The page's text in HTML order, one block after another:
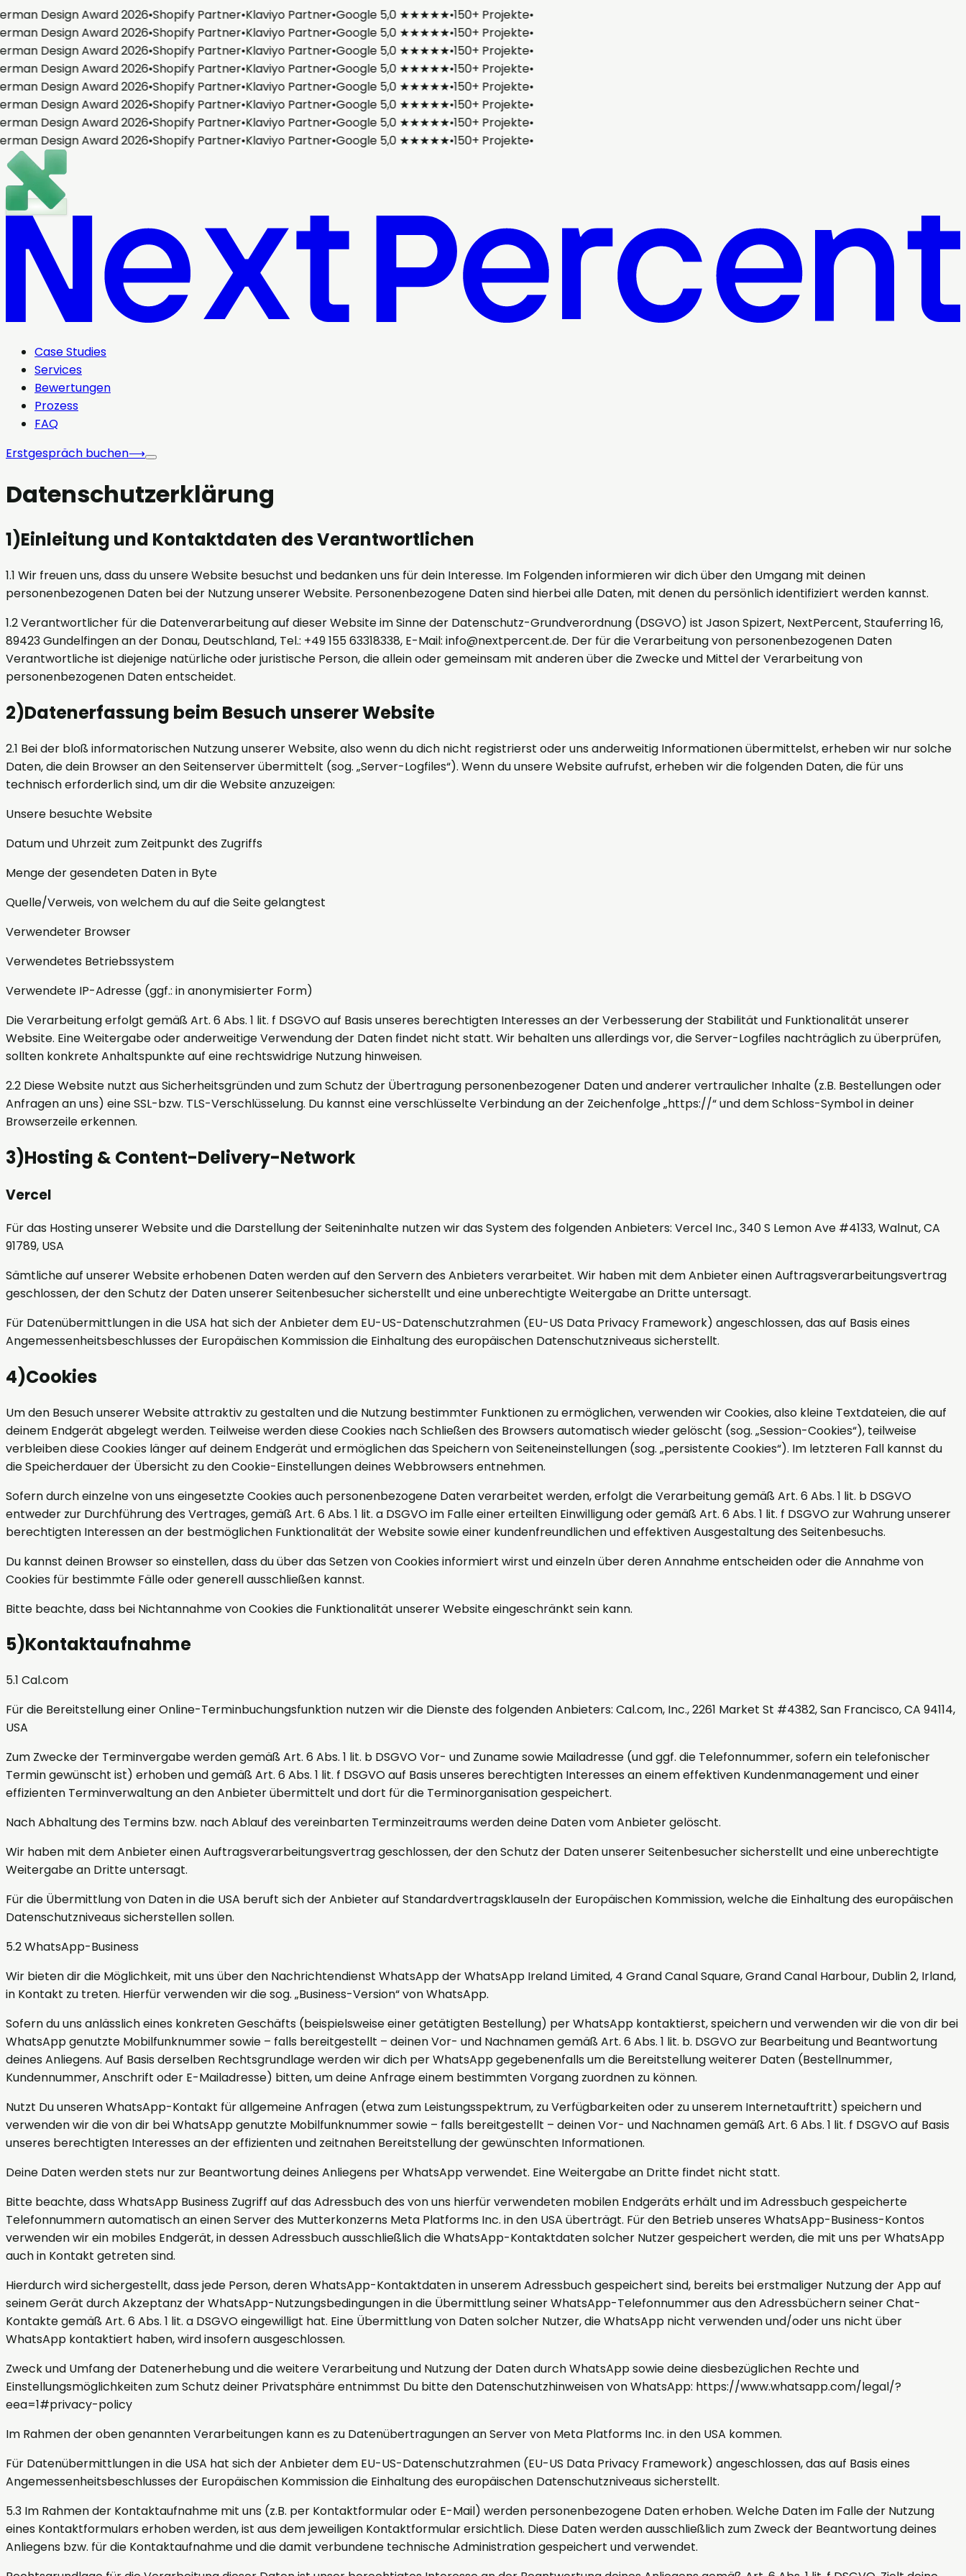
Design Award 2026•Shopify Partner•Klaviyo Partner•Google 5,0 ★★★★★•150+ Projekte•
Design Award 2026•Shopify Partner•Klaviyo Partner•Google 5,0 ★★★★★•150+ Projekte•
Design Award 2026•Shopify Partner•Klaviyo Partner•Google 5,0 ★★★★★•150+ Projekte•
Design Award 2026•Shopify Partner•Klaviyo Partner•Google 5,0 ★★★★★•150+ Projekte•
Design Award 2026•Shopify Partner•Klaviyo Partner•Google 5,0 ★★★★★•150+ Projekte•
Design Award 2026•Shopify Partner•Klaviyo Partner•Google 5,0 ★★★★★•150+ Projekte•
Design Award 2026•Shopify Partner•Klaviyo Partner•Google 5,0 ★★★★★•150+ Projekte•
Design Award 2026•Shopify Partner•Klaviyo Partner•Google 5,0 ★★★★★•150+ Projekte•
Case Studies
Services
Bewertungen
Prozess
FAQ
Erstgespräch buchen⟶
Datenschutzerklärung
1)Einleitung und Kontaktdaten des Verantwortlichen
1.1 Wir freuen uns, dass du unsere Website besuchst und bedanken uns für dein Interesse. Im Folgenden informieren wir dich über den Umgang mit deinen
personenbezogenen Daten bei der Nutzung unserer Website. Personenbezogene Daten sind hierbei alle Daten, mit denen du persönlich identifiziert werden kannst.
1.2 Verantwortlicher für die Datenverarbeitung auf dieser Website im Sinne der Datenschutz-Grundverordnung (DSGVO) ist Jason Spizert, NextPercent, Stauferring 16,
89423 Gundelfingen an der Donau, Deutschland, Tel.: +49 155 63318338, E-Mail: info@nextpercent.de. Der für die Verarbeitung von personenbezogenen Daten
Verantwortliche ist diejenige natürliche oder juristische Person, die allein oder gemeinsam mit anderen über die Zwecke und Mittel der Verarbeitung von
personenbezogenen Daten entscheidet.
2)Datenerfassung beim Besuch unserer Website
2.1 Bei der bloß informatorischen Nutzung unserer Website, also wenn du dich nicht registrierst oder uns anderweitig Informationen übermittelst, erheben wir nur solche
Daten, die dein Browser an den Seitenserver übermittelt (sog. „Server-Logfiles“). Wenn du unsere Website aufrufst, erheben wir die folgenden Daten, die für uns
technisch erforderlich sind, um dir die Website anzuzeigen:
Unsere besuchte Website
Datum und Uhrzeit zum Zeitpunkt des Zugriffs
Menge der gesendeten Daten in Byte
Quelle/Verweis, von welchem du auf die Seite gelangtest
Verwendeter Browser
Verwendetes Betriebssystem
Verwendete IP-Adresse (ggf.: in anonymisierter Form)
Die Verarbeitung erfolgt gemäß Art. 6 Abs. 1 lit. f DSGVO auf Basis unseres berechtigten Interesses an der Verbesserung der Stabilität und Funktionalität unserer
Website. Eine Weitergabe oder anderweitige Verwendung der Daten findet nicht statt. Wir behalten uns allerdings vor, die Server-Logfiles nachträglich zu überprüfen,
sollten konkrete Anhaltspunkte auf eine rechtswidrige Nutzung hinweisen.
2.2 Diese Website nutzt aus Sicherheitsgründen und zum Schutz der Übertragung personenbezogener Daten und anderer vertraulicher Inhalte (z.B. Bestellungen oder
Anfragen an uns) eine SSL-bzw. TLS-Verschlüsselung. Du kannst eine verschlüsselte Verbindung an der Zeichenfolge „https://“ und dem Schloss-Symbol in deiner
Browserzeile erkennen.
3)Hosting & Content-Delivery-Network
Vercel
Für das Hosting unserer Website und die Darstellung der Seiteninhalte nutzen wir das System des folgenden Anbieters: Vercel Inc., 340 S Lemon Ave #4133, Walnut, CA
91789, USA
Sämtliche auf unserer Website erhobenen Daten werden auf den Servern des Anbieters verarbeitet. Wir haben mit dem Anbieter einen Auftragsverarbeitungsvertrag
geschlossen, der den Schutz der Daten unserer Seitenbesucher sicherstellt und eine unberechtigte Weitergabe an Dritte untersagt.
Für Datenübermittlungen in die USA hat sich der Anbieter dem EU-US-Datenschutzrahmen (EU-US Data Privacy Framework) angeschlossen, das auf Basis eines
Angemessenheitsbeschlusses der Europäischen Kommission die Einhaltung des europäischen Datenschutzniveaus sicherstellt.
4)Cookies
Um den Besuch unserer Website attraktiv zu gestalten und die Nutzung bestimmter Funktionen zu ermöglichen, verwenden wir Cookies, also kleine Textdateien, die auf
deinem Endgerät abgelegt werden. Teilweise werden diese Cookies nach Schließen des Browsers automatisch wieder gelöscht (sog. „Session-Cookies“), teilweise
verbleiben diese Cookies länger auf deinem Endgerät und ermöglichen das Speichern von Seiteneinstellungen (sog. „persistente Cookies“). Im letzteren Fall kannst du
die Speicherdauer der Übersicht zu den Cookie-Einstellungen deines Webbrowsers entnehmen.
Sofern durch einzelne von uns eingesetzte Cookies auch personenbezogene Daten verarbeitet werden, erfolgt die Verarbeitung gemäß Art. 6 Abs. 1 lit. b DSGVO
entweder zur Durchführung des Vertrages, gemäß Art. 6 Abs. 1 lit. a DSGVO im Falle einer erteilten Einwilligung oder gemäß Art. 6 Abs. 1 lit. f DSGVO zur Wahrung unserer
berechtigten Interessen an der bestmöglichen Funktionalität der Website sowie einer kundenfreundlichen und effektiven Ausgestaltung des Seitenbesuchs.
Du kannst deinen Browser so einstellen, dass du über das Setzen von Cookies informiert wirst und einzeln über deren Annahme entscheiden oder die Annahme von
Cookies für bestimmte Fälle oder generell ausschließen kannst.
Bitte beachte, dass bei Nichtannahme von Cookies die Funktionalität unserer Website eingeschränkt sein kann.
5)Kontaktaufnahme
5.1 Cal.com
Für die Bereitstellung einer Online-Terminbuchungsfunktion nutzen wir die Dienste des folgenden Anbieters: Cal.com, Inc., 2261 Market St #4382, San Francisco, CA 94114,
USA
Zum Zwecke der Terminvergabe werden gemäß Art. 6 Abs. 1 lit. b DSGVO Vor- und Zuname sowie Mailadresse (und ggf. die Telefonnummer, sofern ein telefonischer
Termin gewünscht ist) erhoben und gemäß Art. 6 Abs. 1 lit. f DSGVO auf Basis unseres berechtigten Interesses an einem effektiven Kundenmanagement und einer
effizienten Terminverwaltung an den Anbieter übermittelt und dort für die Terminorganisation gespeichert.
Nach Abhaltung des Termins bzw. nach Ablauf des vereinbarten Terminzeitraums werden deine Daten vom Anbieter gelöscht.
Wir haben mit dem Anbieter einen Auftragsverarbeitungsvertrag geschlossen, der den Schutz der Daten unserer Seitenbesucher sicherstellt und eine unberechtigte
Weitergabe an Dritte untersagt.
Für die Übermittlung von Daten in die USA beruft sich der Anbieter auf Standardvertragsklauseln der Europäischen Kommission, welche die Einhaltung des europäischen
Datenschutzniveaus sicherstellen sollen.
5.2 WhatsApp-Business
Wir bieten dir die Möglichkeit, mit uns über den Nachrichtendienst WhatsApp der WhatsApp Ireland Limited, 4 Grand Canal Square, Grand Canal Harbour, Dublin 2, Irland,
in Kontakt zu treten. Hierfür verwenden wir die sog. „Business-Version“ von WhatsApp.
Sofern du uns anlässlich eines konkreten Geschäfts (beispielsweise einer getätigten Bestellung) per WhatsApp kontaktierst, speichern und verwenden wir die von dir bei
WhatsApp genutzte Mobilfunknummer sowie – falls bereitgestellt – deinen Vor- und Nachnamen gemäß Art. 6 Abs. 1 lit. b. DSGVO zur Bearbeitung und Beantwortung
deines Anliegens. Auf Basis derselben Rechtsgrundlage werden wir dich per WhatsApp gegebenenfalls um die Bereitstellung weiterer Daten (Bestellnummer,
Kundennummer, Anschrift oder E-Mailadresse) bitten, um deine Anfrage einem bestimmten Vorgang zuordnen zu können.
Nutzt Du unseren WhatsApp-Kontakt für allgemeine Anfragen (etwa zum Leistungsspektrum, zu Verfügbarkeiten oder zu unserem Internetauftritt) speichern und
verwenden wir die von dir bei WhatsApp genutzte Mobilfunknummer sowie – falls bereitgestellt – deinen Vor- und Nachnamen gemäß Art. 6 Abs. 1 lit. f DSGVO auf Basis
unseres berechtigten Interesses an der effizienten und zeitnahen Bereitstellung der gewünschten Informationen.
Deine Daten werden stets nur zur Beantwortung deines Anliegens per WhatsApp verwendet. Eine Weitergabe an Dritte findet nicht statt.
Bitte beachte, dass WhatsApp Business Zugriff auf das Adressbuch des von uns hierfür verwendeten mobilen Endgeräts erhält und im Adressbuch gespeicherte
Telefonnummern automatisch an einen Server des Mutterkonzerns Meta Platforms Inc. in den USA überträgt. Für den Betrieb unseres WhatsApp-Business-Kontos
verwenden wir ein mobiles Endgerät, in dessen Adressbuch ausschließlich die WhatsApp-Kontaktdaten solcher Nutzer gespeichert werden, die mit uns per WhatsApp
auch in Kontakt getreten sind.
Hierdurch wird sichergestellt, dass jede Person, deren WhatsApp-Kontaktdaten in unserem Adressbuch gespeichert sind, bereits bei erstmaliger Nutzung der App auf
seinem Gerät durch Akzeptanz der WhatsApp-Nutzungsbedingungen in die Übermittlung seiner WhatsApp-Telefonnummer aus den Adressbüchern seiner Chat-
Kontakte gemäß Art. 6 Abs. 1 lit. a DSGVO eingewilligt hat. Eine Übermittlung von Daten solcher Nutzer, die WhatsApp nicht verwenden und/oder uns nicht über
WhatsApp kontaktiert haben, wird insofern ausgeschlossen.
Zweck und Umfang der Datenerhebung und die weitere Verarbeitung und Nutzung der Daten durch WhatsApp sowie deine diesbezüglichen Rechte und
Einstellungsmöglichkeiten zum Schutz deiner Privatsphäre entnimmst Du bitte den Datenschutzhinweisen von WhatsApp: https://www.whatsapp.com/legal/?
eea=1#privacy-policy
Im Rahmen der oben genannten Verarbeitungen kann es zu Datenübertragungen an Server von Meta Platforms Inc. in den USA kommen.
Für Datenübermittlungen in die USA hat sich der Anbieter dem EU-US-Datenschutzrahmen (EU-US Data Privacy Framework) angeschlossen, das auf Basis eines
Angemessenheitsbeschlusses der Europäischen Kommission die Einhaltung des europäischen Datenschutzniveaus sicherstellt.
5.3 Im Rahmen der Kontaktaufnahme mit uns (z.B. per Kontaktformular oder E-Mail) werden personenbezogene Daten erhoben. Welche Daten im Falle der Nutzung
eines Kontaktformulars erhoben werden, ist aus dem jeweiligen Kontaktformular ersichtlich. Diese Daten werden ausschließlich zum Zweck der Beantwortung deines
Anliegens bzw. für die Kontaktaufnahme und die damit verbundene technische Administration gespeichert und verwendet.